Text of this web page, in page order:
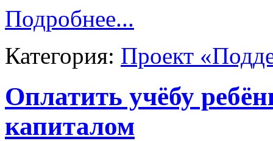
Подробнее...
Категория: Проект
Оплатить учёбу
капиталом